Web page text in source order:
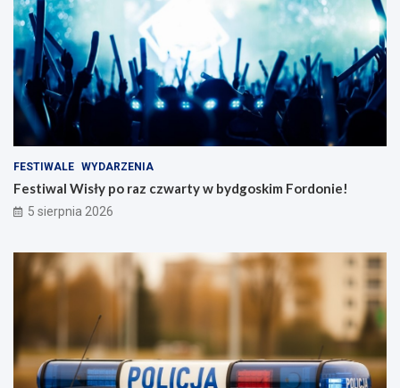
FESTIWALE WYDARZENIA
Festiwal Wisły po raz czwarty w bydgoskim Fordonie!
5 sierpnia 2026